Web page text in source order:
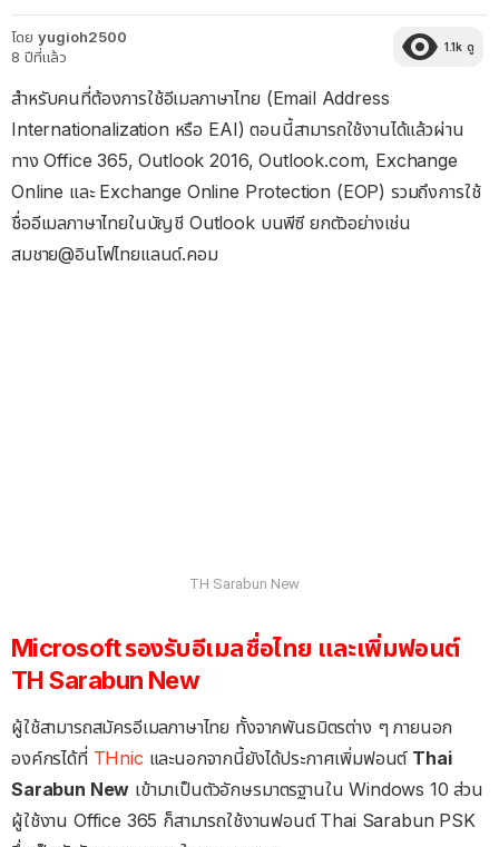
โดย yugioh2500
8 ปีที่แล้ว
1.1k ดู
สำหรับคนที่ต้องการใช้อีเมลภาษาไทย (Email Address
Internationalization หรือ EAI) ตอนนี้สามารถใช้งานได้แล้วผ่าน
ทาง Office 365, Outlook 2016, Outlook.com, Exchange
Online และ Exchange Online Protection (EOP) รวมถึงการใช้
ชื่ออีเมลภาษาไทยในบัญชี Outlook บนพีซี ยกตัวอย่างเช่น
สมชาย@อินโฟไทยแลนด์.คอม
TH Sarabun New
Microsoft รองรับอีเมลชื่อไทย และเพิ่มฟอนต์
TH Sarabun New
ผู้ใช้สามารถสมัครอีเมลภาษาไทย ทั้งจากพันธมิตรต่าง ๆ ภายนอก
องค์กรได้ที่ THnic และนอกจากนี้ยังได้ประกาศเพิ่มฟอนต์ Thai
Sarabun New เข้ามาเป็นตัวอักษรมาตรฐานใน Windows 10 ส่วน
ผู้ใช้งาน Office 365 ก็สามารถใช้งานฟอนต์ Thai Sarabun PSK